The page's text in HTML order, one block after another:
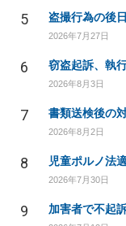
5 盗撮行為の後
2026年7月27日
6 窃盗起訴、執
2026年8月3日
7
2026年8月2日
8 児童ポルノ法
2026年7月30日
9 加害者で不起